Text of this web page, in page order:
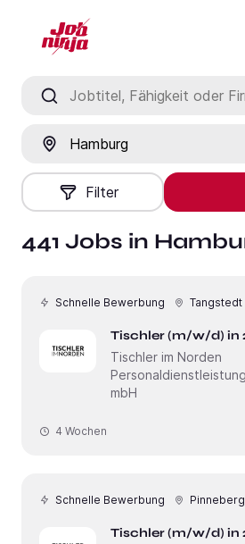
Filter
441 Jobs in
Schnelle Bewerbung Tangstedt
Tischler (m/w/d) in
Tischler im Norden
mbH
4 Wochen
Schnelle Bewerbung Pinneberg
Tischler (m/w/d) in